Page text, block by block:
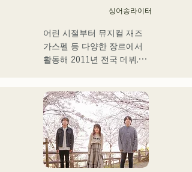
싱어송라이터
어린 시절부터 뮤지컬 재즈
가스펠 등 다양한 장르에서
활동해 2011년 전국 데뷔.
어져 기업 CM송이나 영화
등에도 많이 종사한다.
2014년~2017년에는 도쿄를
거점으로 활동해, 포카리스
웨트의 TVCM송이나 후지
TV 「MUSIC FAIR」에서